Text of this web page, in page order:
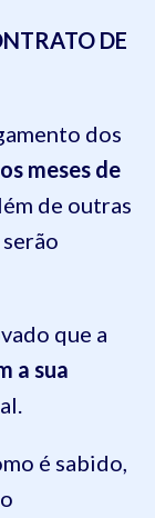
DE
dos
meses de
de outras
que a
a sua
é sabido,